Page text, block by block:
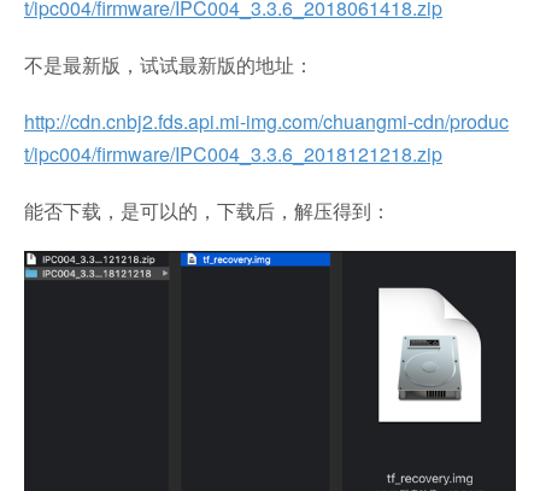
t/ipc004/firmware/IPC004_3.3.6_2018061418.zip
不是最新版，试试最新版的地址：
http://cdn.cnbj2.fds.api.mi-img.com/chuangmi-cdn/produc
t/ipc004/firmware/IPC004_3.3.6_2018121218.zip
能否下载，是可以的，下载后，解压得到：